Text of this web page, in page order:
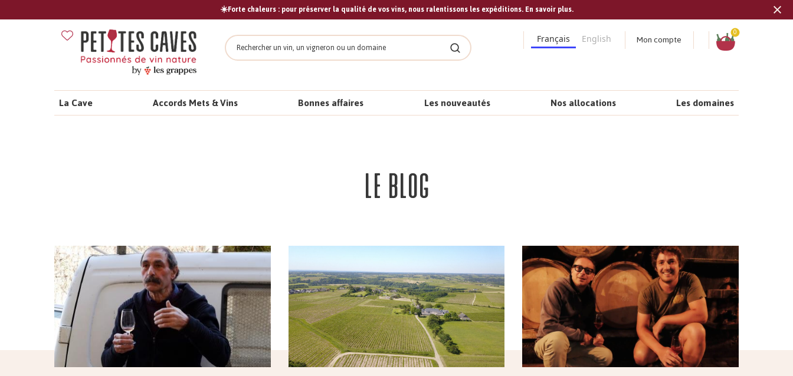
☀️Forte chaleurs : pour préserver la qualité de vos vins, nous ralentissons les expéditions. En savoir plus.
Rechercher
Rechercher
Français English Mon compte
Panier
0
La Cave Accords Mets & Vins Bonnes affaires Les nouveautés Nos allocations Les domaines
Le blog